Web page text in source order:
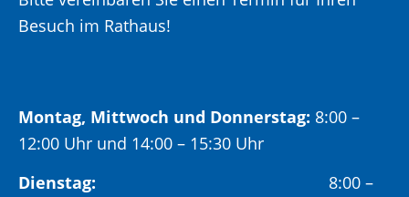
Besuch im Rathaus!
Montag, Mittwoch und Donnerstag: 8:00 –
12:00 Uhr und 14:00 – 15:30 Uhr
Dienstag: 8:00 –